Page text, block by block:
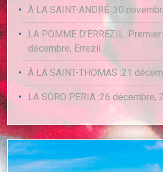
À LA SAINT-ANDRÉ :30
LA POMME D’ERREZIL
décembre, Errezil
À LA SAINT-THOMAS :21
LA SORO PERIA :26 décembre,